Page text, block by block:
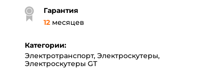
Гарантия
12 месяцев
Категории:
Электротранспорт, Электроскутеры,
Электроскутеры GT